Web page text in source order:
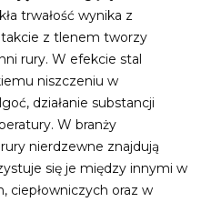
trwałość wynika z
z tlenem tworzy
rury. W efekcie stal
niszczeniu w
działanie substancji
W branży
nierdzewne znajdują
się je między innymi w
ciepłowniczych oraz w